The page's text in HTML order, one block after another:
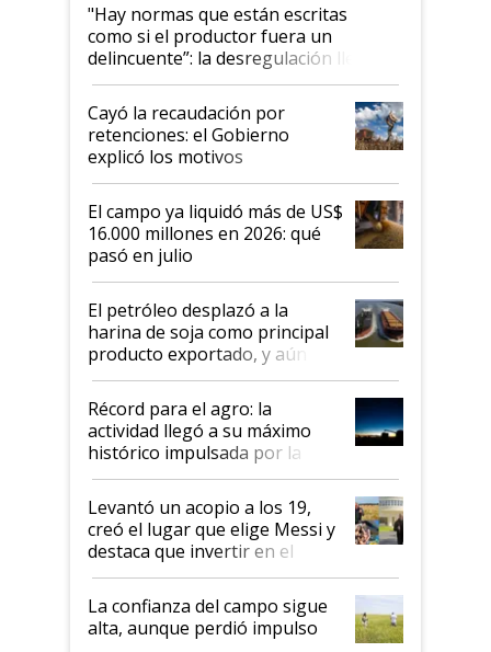
"Hay normas que están escritas
como si el productor fuera un
delincuente”: la desregulación llegó
al Congreso Aapresid y hasta se
habló del financiamiento al IPCVA
Cayó la recaudación por
retenciones: el Gobierno
explicó los motivos
El campo ya liquidó más de US$
16.000 millones en 2026: qué
pasó en julio
El petróleo desplazó a la
harina de soja como principal
producto exportado, y aún así
el agro aportó casi seis de cada
diez dólares y sostuvo el
liderazgo en un semestre
récord
Récord para el agro: la
actividad llegó a su máximo
histórico impulsada por la
cosecha y las exportaciones
Levantó un acopio a los 19,
creó el lugar que elige Messi y
destaca que invertir en el
kirchnerismo era como "darle
plata a un hijo para droga":
Juan Félix Rossetti, el libertario
que de una dura crisis salió
La confianza del campo sigue
alta, aunque perdió impulso